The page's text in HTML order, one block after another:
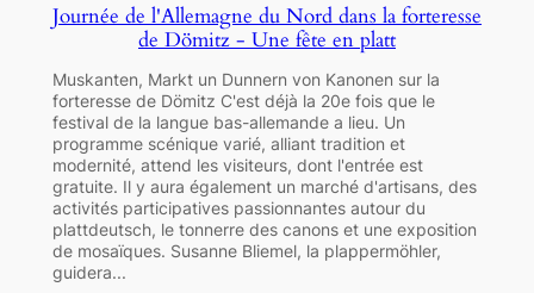
Journée de l'Allemagne du Nord dans la forteresse
de Dömitz - Une fête en platt
Muskanten, Markt un Dunnern von Kanonen sur la
forteresse de Dömitz C'est déjà la 20e fois que le
festival de la langue bas-allemande a lieu. Un
programme scénique varié, alliant tradition et
modernité, attend les visiteurs, dont l'entrée est
gratuite. Il y aura également un marché d'artisans, des
activités participatives passionnantes autour du
plattdeutsch, le tonnerre des canons et une exposition
de mosaïques. Susanne Bliemel, la plappermöhler,
guidera...